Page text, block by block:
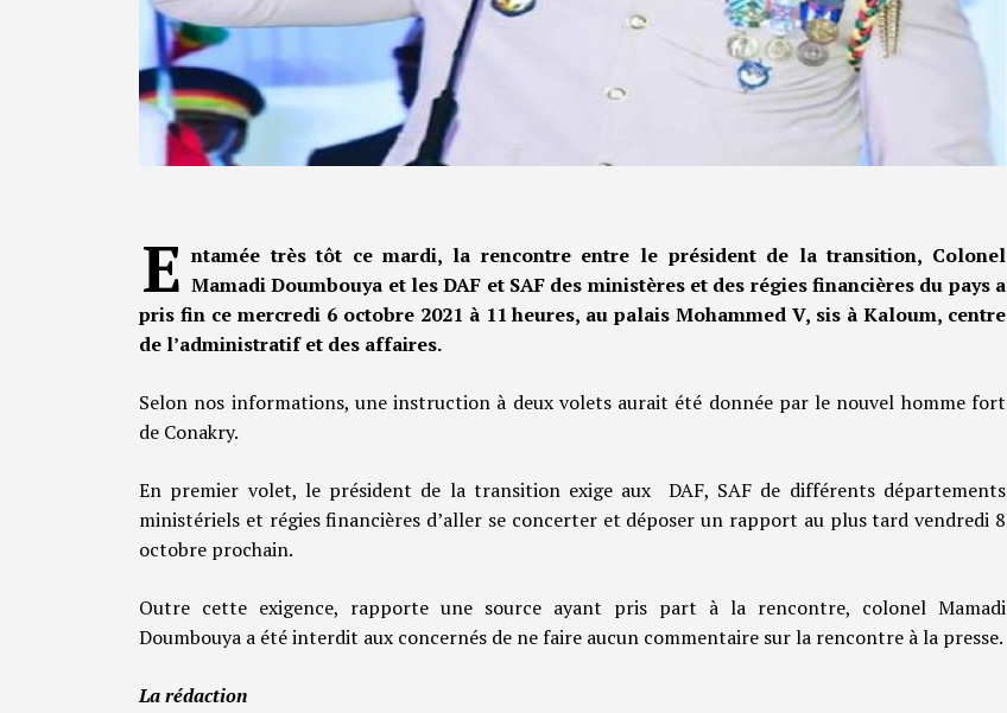
E ntamée très tôt ce mardi, la rencontre entre le président de la transition, Colonel
Mamadi Doumbouya et les DAF et SAF des ministères et des régies financières du pays a
pris fin ce mercredi 6 octobre 2021 à 11 heures, au palais Mohammed V, sis à Kaloum, centre
de l’administratif et des affaires.
Selon nos informations, une instruction à deux volets aurait été donnée par le nouvel homme fort
de Conakry.
En premier volet, le président de la transition exige aux DAF, SAF de différents départements
ministériels et régies financières d’aller se concerter et déposer un rapport au plus tard vendredi 8
octobre prochain.
Outre cette exigence, rapporte une source ayant pris part à la rencontre, colonel Mamadi
Doumbouya a été interdit aux concernés de ne faire aucun commentaire sur la rencontre à la presse.
La rédaction